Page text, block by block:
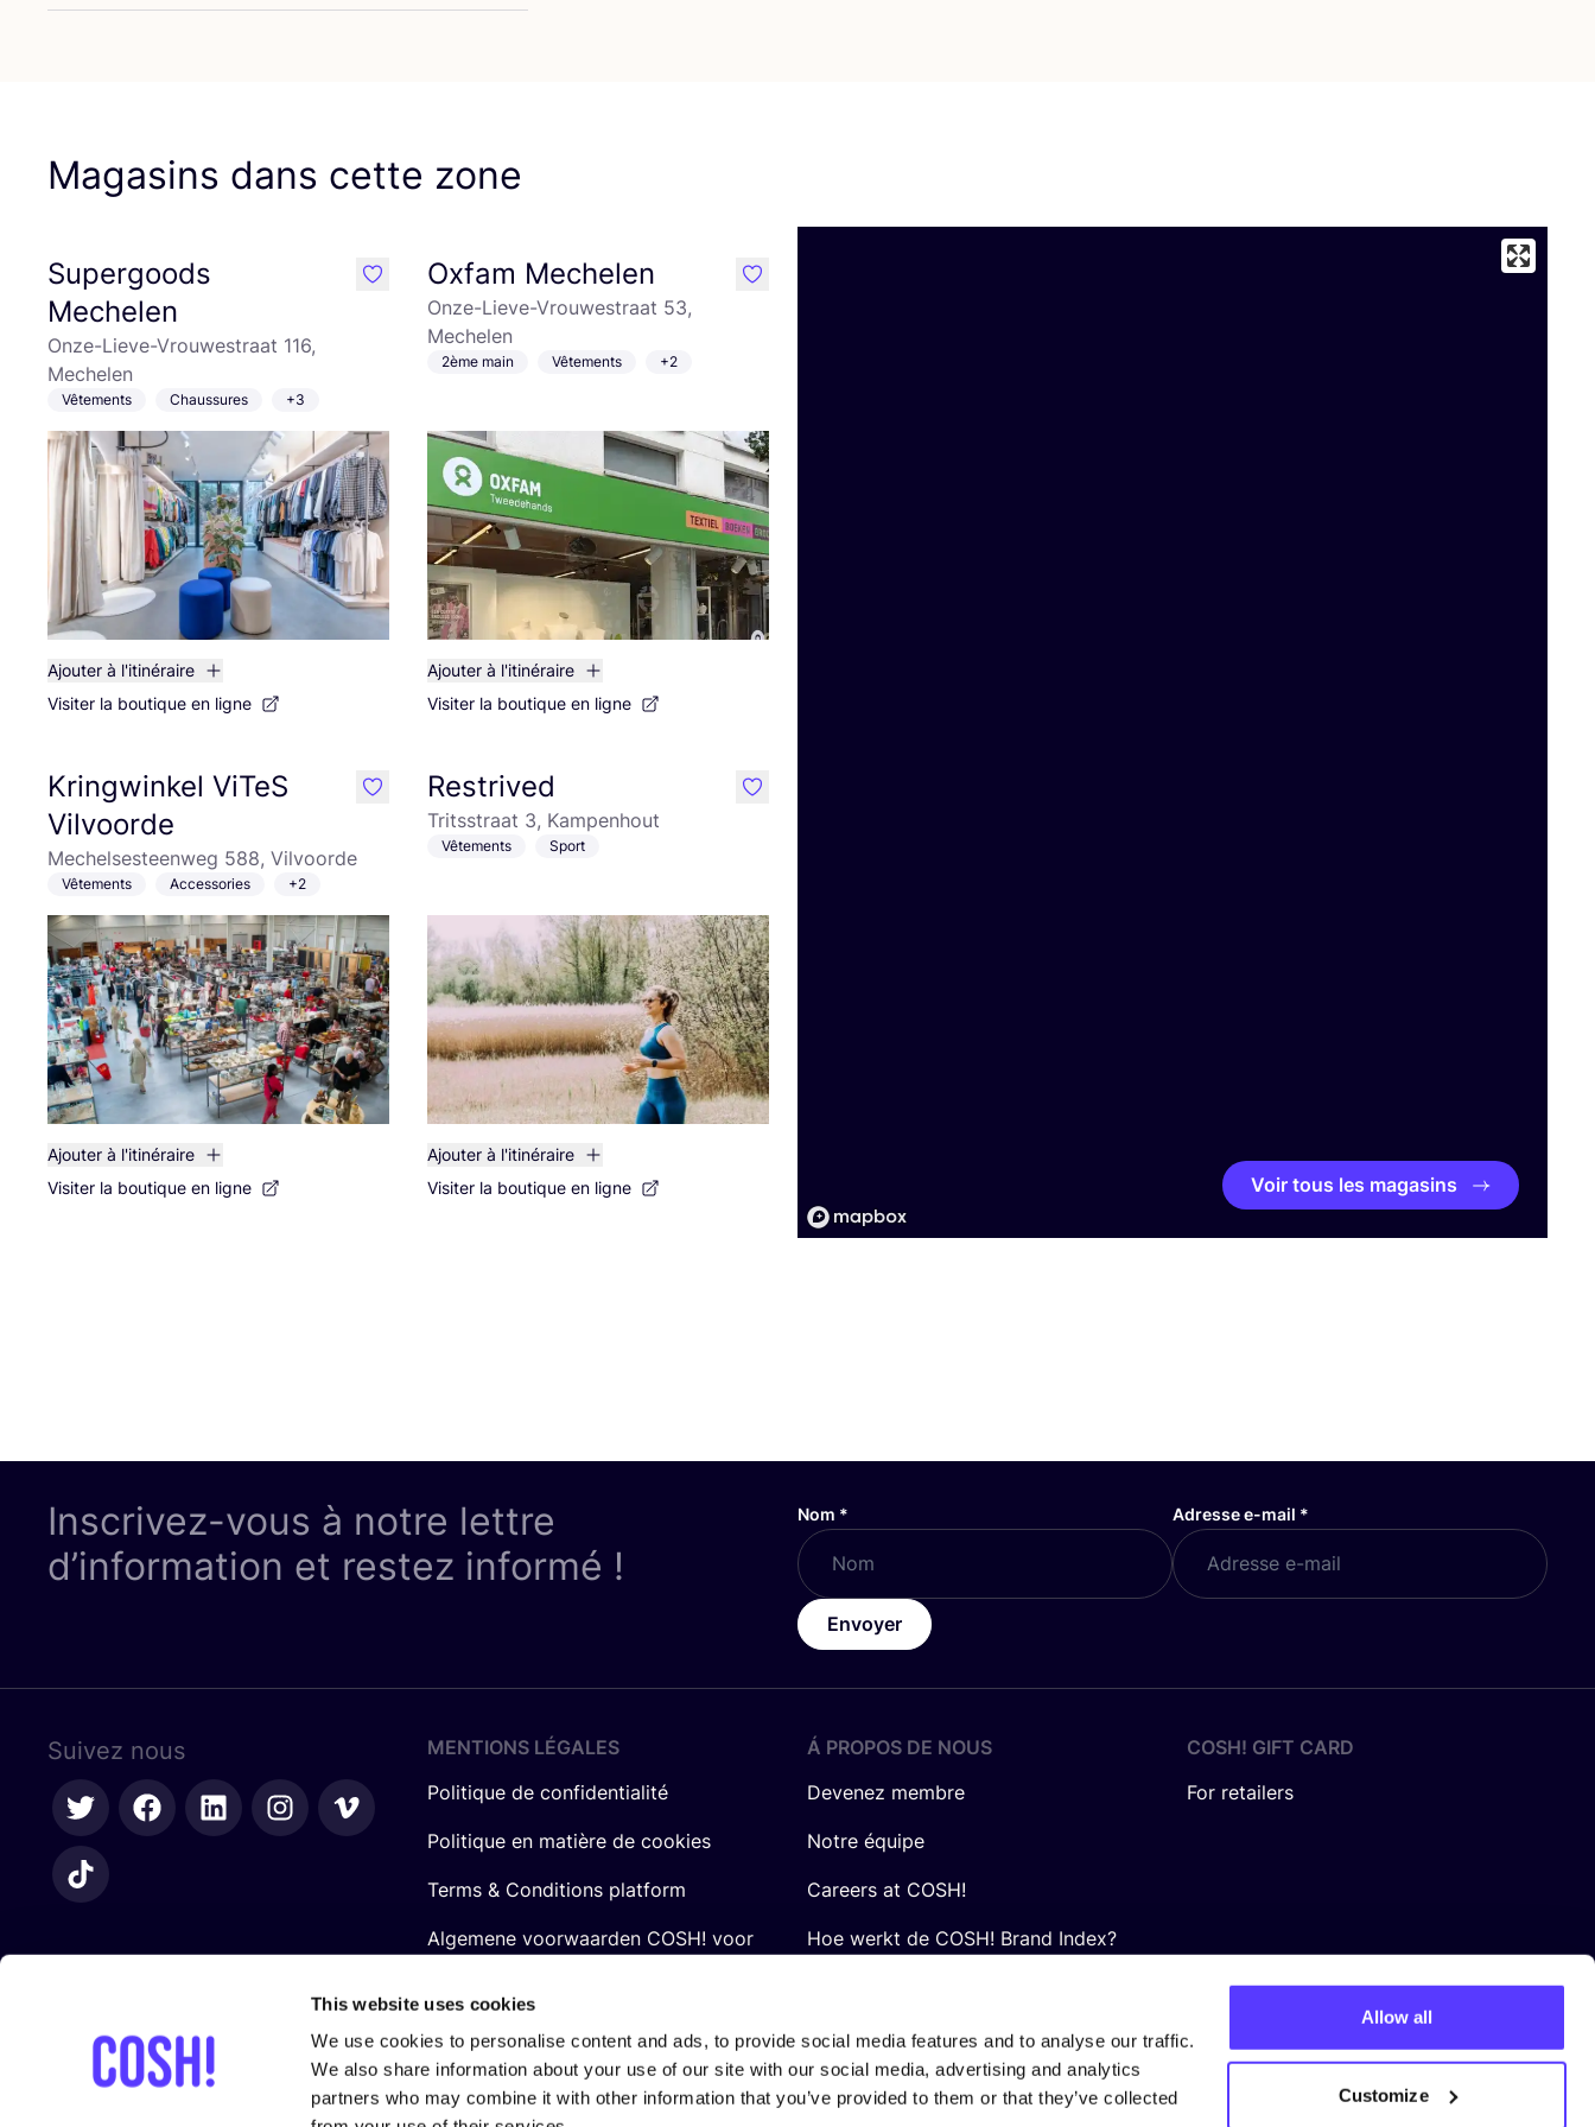
This website uses cookies
We use cookies to personalise content and ads, to provide social media features and to analyse our traffic.
We also share information about your use of our site with our social media, advertising and analytics
partners who may combine it with other information that you’ve provided to them or that they’ve collected
Allow all
Customize
Magasins dans cette zone
Supergoods
Mechelen
Onze-Lieve-Vrouwestraat 116,
Mechelen
Vêtements Chaussures +3
Ajouter à l'itinéraire
Visiter la boutique en ligne
like Oxfam Mechelen
Onze-Lieve-Vrouwestraat 53,
Mechelen
2ème main Vêtements +2
Ajouter à l'itinéraire
Visiter la boutique en ligne
like
Kringwinkel ViTeS
Vilvoorde
Mechelsesteenweg 588, Vilvoorde
Vêtements Accessories +2
Ajouter à l'itinéraire
Visiter la boutique en ligne
like Restrived
Tritsstraat 3, Kampenhout
Vêtements Sport
Ajouter à l'itinéraire
Visiter la boutique en ligne
like
Voir tous les magasins
Inscrivez-vous à notre lettre
d’information et restez informé !
Nom * Adresse e-mail *
Envoyer
Suivez nous
MENTIONS LÉGALES
Politique de confidentialité
Politique en matière de cookies
Terms & Conditions platform
Algemene voorwaarden COSH! voor
Á PROPOS DE NOUS
Devenez membre
Notre équipe
Careers at COSH!
Hoe werkt de COSH! Brand Index?
COSH! GIFT CARD
For retailers